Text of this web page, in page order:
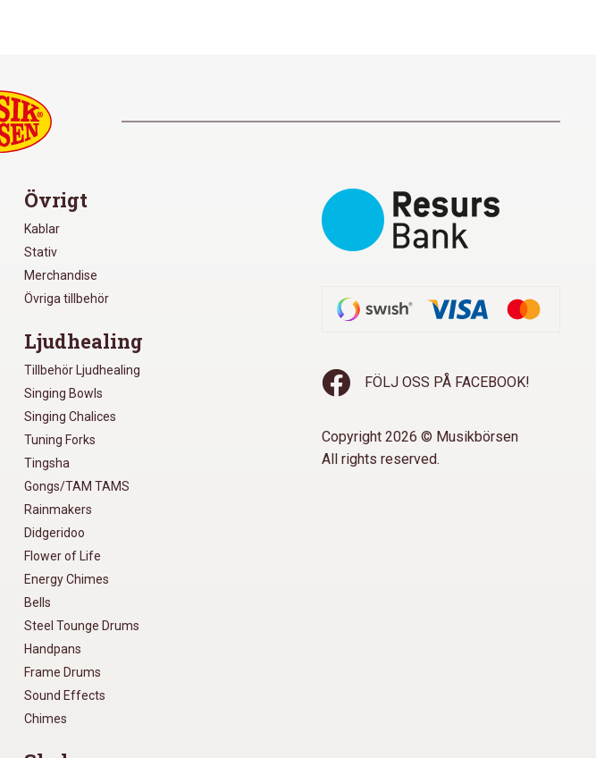
Övrigt
Kablar
Stativ
Merchandise
Övriga tillbehör
Ljudhealing
Tillbehör Ljudhealing
Singing Bowls
Singing Chalices
Tuning Forks
Tingsha
Gongs/TAM TAMS
Rainmakers
Didgeridoo
Flower of Life
Energy Chimes
Bells
Steel Tounge Drums
Handpans
Frame Drums
Sound Effects
Chimes
FÖLJ OSS PÅ FACEBOOK!
Copyright 2026 © Musikbörsen
All rights reserved.